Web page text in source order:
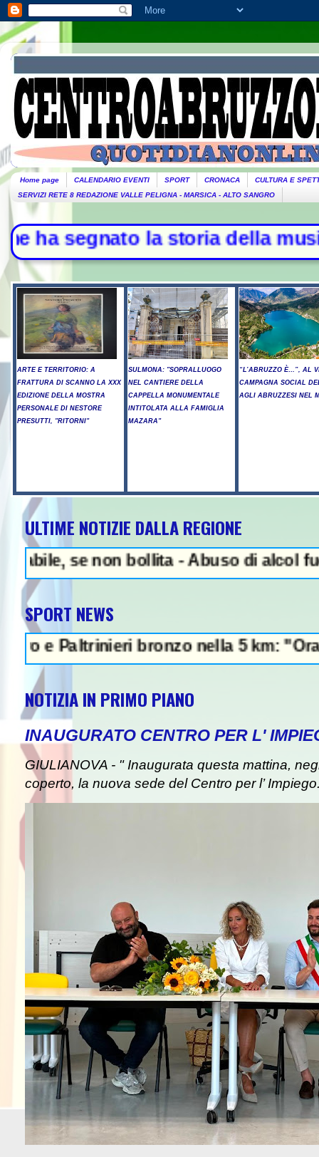
Home page CALENDARIO EVENTI SPORT CRONACA
CULTURA E
SERVIZI RETE 8 REDAZIONE VALLE PELIGNA - MARSICA - ALTO SANGRO
storia della musica -
ARTE E TERRITORIO: A
FRATTURA DI SCANNO LA XXX
EDIZIONE DELLA MOSTRA
PERSONALE DI NESTORE
PRESUTTI, "RITORNI"
SULMONA: "SOPRALLUOGO
NEL CANTIERE DELLA
CAPPELLA MONUMENTALE
INTITOLATA ALLA FAMIGLIA
MAZARA"
“L’ABRUZZO È…”, AL
CAMPAGNA SOCIAL
AGLI ABRUZZESI NEL
ULTIME NOTIZIE DALLA REGIONE
non bollita - Abuso di alcol fuori
SPORT NEWS
bronzo nella 5 km: "Ora ci
NOTIZIA IN PRIMO PIANO
INAUGURATO CENTRO PER L'
GIULIANOVA - " Inaugurata questa mattina,
coperto, la nuova sede del Centro per l’
NEWS IN